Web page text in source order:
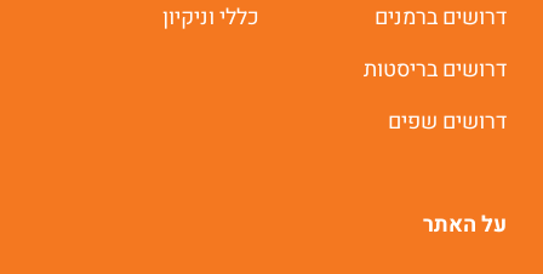
דרושים ברמנים
דרושים בריסטות
דרושים שפים
כללי וניקיון
על האתר